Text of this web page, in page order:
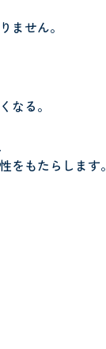
ません。
なる。
をもたらします。